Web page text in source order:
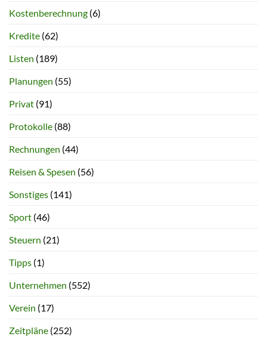
Kostenberechnung (6)
Kredite (62)
Listen (189)
Planungen (55)
Privat (91)
Protokolle (88)
Rechnungen (44)
Reisen & Spesen (56)
Sonstiges (141)
Sport (46)
Steuern (21)
Tipps (1)
Unternehmen (552)
Verein (17)
Zeitpläne (252)